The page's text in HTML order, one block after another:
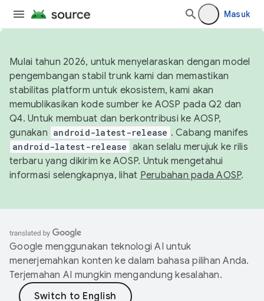
Masuk
Mulai tahun 2026, untuk menyelaraskan dengan model
pengembangan stabil trunk kami dan memastikan
stabilitas platform untuk ekosistem, kami akan
memublikasikan kode sumber ke AOSP pada Q2 dan
Q4. Untuk membuat dan berkontribusi ke AOSP,
gunakan android-latest-release . Cabang manifes
android-latest-release akan selalu merujuk ke rilis
terbaru yang dikirim ke AOSP. Untuk mengetahui
informasi selengkapnya, lihat Perubahan pada AOSP.
Google menggunakan teknologi AI untuk
menerjemahkan konten ke dalam bahasa pilihan Anda.
Terjemahan AI mungkin mengandung kesalahan.